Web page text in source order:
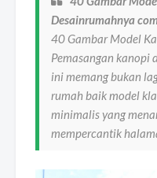
Desainrumahnya
40 Gambar Model
Pemasangan kanopi
ini memang bukan
rumah baik model
minimalis yang
mempercantik